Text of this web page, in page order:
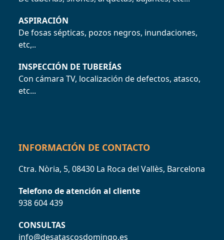
ASPIRACIÓN
De fosas sépticas, pozos negros, inundaciones,
etc,..
INSPECCIÓN DE TUBERÍAS
Con cámara TV, localización de defectos, atasco,
etc...
INFORMACIÓN DE CONTACTO
Ctra. Nòria, 5, 08430 La Roca del Vallès, Barcelona
Telefono de atención al cliente
938 604 439
CONSULTAS
info@desatascosdomingo.es